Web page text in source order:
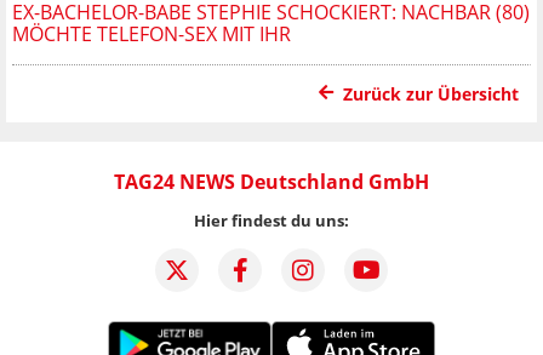
EX-BACHELOR-BABE STEPHIE SCHOCKIERT: NACHBAR (80)
MÖCHTE TELEFON-SEX MIT IHR
Zurück zur Übersicht
TAG24 NEWS Deutschland GmbH
Hier findest du uns: